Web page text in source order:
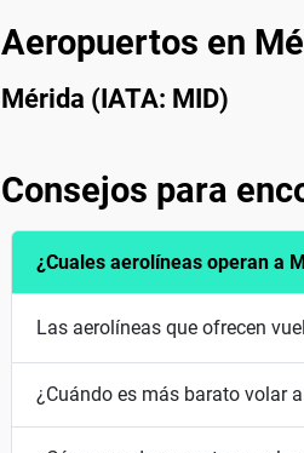
Aeropuertos en
Mérida (IATA: MID)
Consejos para
¿Cuales aerolíneas operan a
Las aerolíneas que ofrecen
¿Cuándo es más barato volar